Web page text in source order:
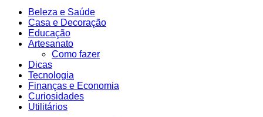
Beleza e Saúde
Casa e Decoração
Educação
Artesanato
Como fazer
Dicas
Tecnologia
Finanças e Economia
Curiosidades
Utilitários